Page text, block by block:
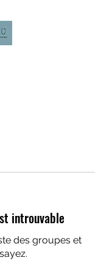
introuvable
des groupes et